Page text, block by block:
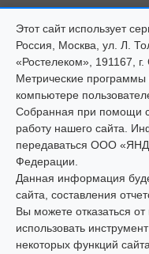
Этот сайт использует
Россия, Москва, ул. Л.
«Ростелеком», 191167,
Метрические
компьютере
Собранная при помощи
работу нашего сайта.
передаваться ООО
Федерации.
Данная информация
сайта, составления
Вы можете отказаться
использовать
некоторых функций